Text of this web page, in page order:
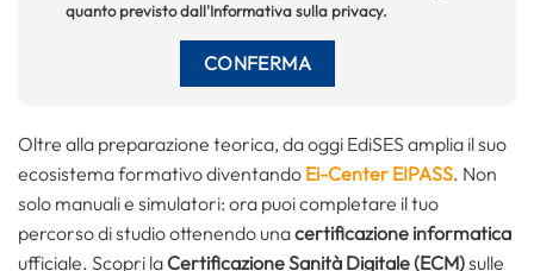
quanto previsto dall'Informativa sulla privacy.
Oltre alla preparazione teorica, da oggi EdiSES amplia il suo
ecosistema formativo diventando Ei-Center EIPASS. Non
solo manuali e simulatori: ora puoi completare il tuo
percorso di studio ottenendo unacertificazione informatica
ufficiale. Scopri la Certificazione Sanità Digitale (ECM)sulle